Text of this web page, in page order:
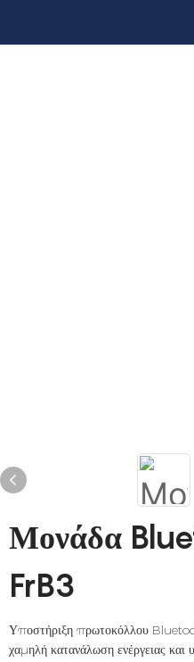
Μονάδα
FrB3
Υποστήριξη πρωτοκόλλου
χαμηλή κατανάλωση ενέργειας και